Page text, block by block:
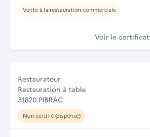
Vente à la restauration commerciale
Voir le certificat
Restaurateur
Restauration à table
31820 PIBRAC
Non certifié (dispensé)